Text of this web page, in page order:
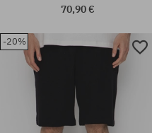
70,90 €
-20%